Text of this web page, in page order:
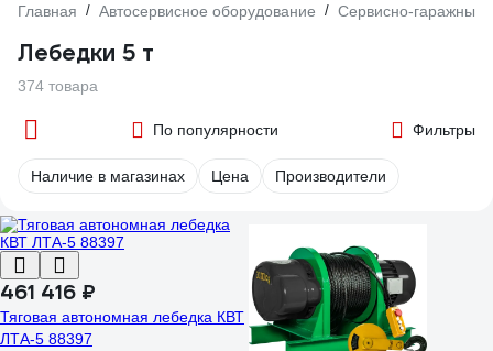
Главная / Автосервисное оборудование / Сервисно-гаражный
Лебедки 5 т
374 товара
По популярности Фильтры
Наличие в магазинах Цена Производители
461 416 ₽
Тяговая автономная лебедка КВТ
ЛТА-5 88397